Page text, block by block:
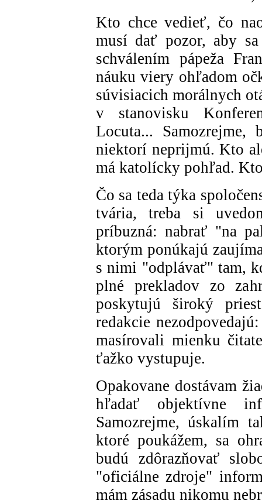
Kto chce vedieť, čo
musí dať pozor, aby
schválením pápeža
náuku viery ohľadom
súvisiacich morálnych
v stanovisku
Locuta...
niektorí neprijmú. Kto
má katolícky pohľad.
Čo sa teda týka
tvária, treba si
príbuzná: nabrať "na
ktorým ponúkajú
s nimi "odplávať" tam,
plné prekladov zo
poskytujú široký
redakcie
masírovali mienku
ťažko vystupuje.
Opakovane dostávam
hľadať objektívne
Samozrejme, úskalím
ktoré poukážem, sa
budú zdôrazňovať
"oficiálne zdroje"
mám zásadu nikomu